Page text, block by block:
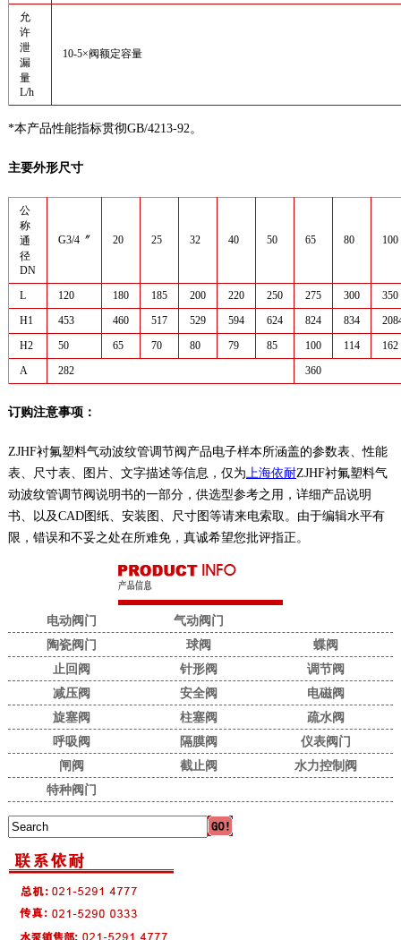
允
许
泄
漏
量
L/h
10-5×阀额定容量
*本产品性能指标贯彻GB/4213-92。
主要外形尺寸
公
称
通
径
DN
G3/4〞 20 25 32 40 50 65 80 100
L 120 180 185 200 220 250 275 300
350
H1
453 460 517 529 594 624 824 834
H2
50 65 70 80 79 85 100 114
162
A
282 360
订购注意事项：
ZJHF衬氟塑料气动波纹管调节阀产品电子样本所涵盖的参数表、性能
表、尺寸表、图片、文字描述等信息，仅为 上海依耐ZJHF衬氟塑料气
动波纹管调节阀说明书的一部分，供选型参考之用，详细产品说明
书、以及CAD图纸、安装图、尺寸图等请来电索取。由于编辑水平有
限，错误和不妥之处在所难免，真诚希望您批评指正。
电动阀门
气动阀门
陶瓷阀门
球阀
蝶阀
止回阀
针形阀
调节阀
减压阀
安全阀
电磁阀
旋塞阀
柱塞阀
疏水阀
呼吸阀
隔膜阀
仪表阀门
闸阀
截止阀
水力控制阀
特种阀门